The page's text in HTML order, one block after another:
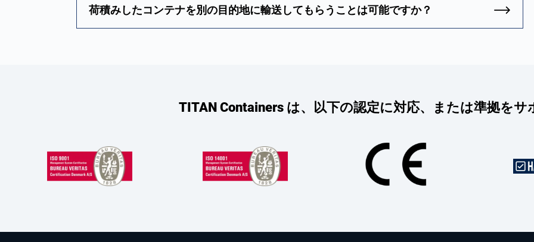
荷積みしたコンテナを別の目的地に輸送してもらうことは可能ですか？
TITAN Containers は、以下の認定に対応、または準拠をサ